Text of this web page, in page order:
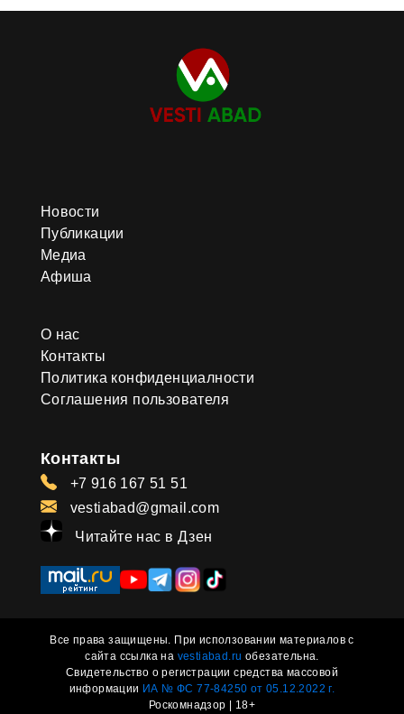
Новости
Публикации
Медиа
Афиша
О нас
Контакты
Политика конфиденциалности
Соглашения пользователя
Контакты
+7 916 167 51 51
vestiabad@gmail.com
Читайте нас в Дзен
Все права защищены. При исползовании материалов с
сайта ссылка на vestiabad.ru обезательна.
Свидетельство о регистрации средства массовой
информации ИА № ФС 77-84250 от 05.12.2022 г.
Роскомнадзор | 18+